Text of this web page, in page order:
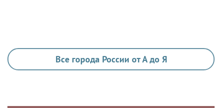
Все города России от А до Я